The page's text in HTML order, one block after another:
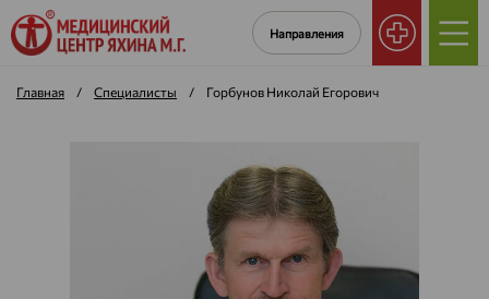
Направления
Главная / Специалисты / Горбунов Николай Егорович